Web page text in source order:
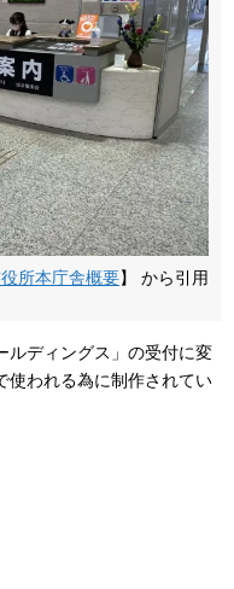
所本庁舎概要】 から引用
ルディングス」の受付に変
使われる為に制作されてい